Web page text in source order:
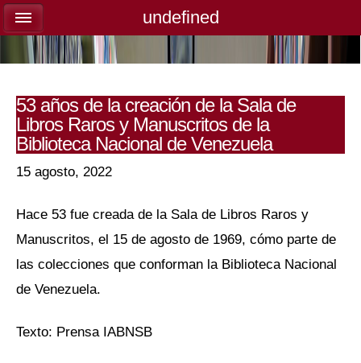
53 años de la creación de la Sala de
Libros Raros y Manuscritos de la
Biblioteca Nacional de Venezuela
15 agosto, 2022
Hace 53 fue creada de la Sala de Libros Raros y
Manuscritos, el 15 de agosto de 1969, cómo parte de
las colecciones que conforman la Biblioteca Nacional
de Venezuela.
Texto: Prensa IABNSB
undefined
undefined